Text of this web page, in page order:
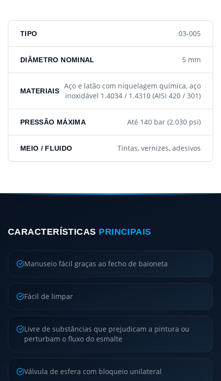
TIPO 03-005
DIÂMETRO NOMINAL 5 mm
MATERIAIS
Aço e latão com niquelagem química, aço
inoxidável 1.4034 / 1.4310 (AISI 420 / 301)
PRESSÃO MÁXIMA Até 140 bar (2.030 psi)
MEIO / FLUIDO Tintas, vernizes, adesivos
CARACTERÍSTICAS PRINCIPAIS
Manuseio fácil graças ao fecho de baioneta
Fácil de limpar
Livre de substâncias que prejudicam a pintura ou
perturbam o fluxo do esmalte
Válvula de esfera com bloqueio unilateral